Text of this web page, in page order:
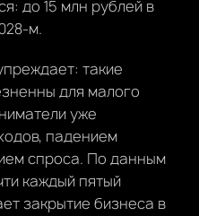
до 15 млн рублей в
м.
такие
для малого
уже
падением
спроса. По данным
каждый пятый
закрытие бизнеса в